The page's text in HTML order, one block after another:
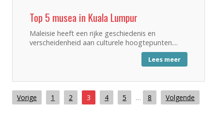
Top 5 musea in Kuala Lumpur
Maleisie heeft een rijke geschiedenis en
verscheidenheid aan culturele hoogtepunten....
Lees meer
Vorige 1 2 3 4 5 … 8 Volgende